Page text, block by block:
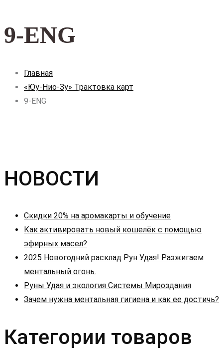
9-ENG
Главная
«Юу-Нио-Зу» Трактовка карт
9-ENG
НОВОСТИ
Скидки 20% на аромакарты и обучение
Как активировать новый кошелёк с помощью
эфирных масел?
2025 Новогодний расклад Рун Удая! Разжигаем
ментальный огонь.
Руны Удая и экология Системы Мироздания
Зачем нужна ментальная гигиена и как ее достичь?
Категории товаров